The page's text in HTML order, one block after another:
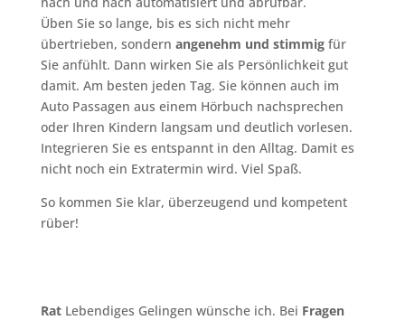
Üben Sie so lange, bis es sich nicht mehr
übertrieben, sondern angenehm und stimmigfür
Sie anfühlt. Dann wirken Sie als Persönlichkeit gut
damit. Am besten jeden Tag. Sie können auch im
Auto Passagen aus einem Hörbuch nachsprechen
oder Ihren Kindern langsam und deutlich vorlesen.
Integrieren Sie es entspannt in den Alltag. Damit es
nicht noch ein Extratermin wird. Viel Spaß.
So kommen Sie klar, überzeugend und kompetent
rüber!
RatLebendiges Gelingen wünsche ich. Bei Fragen